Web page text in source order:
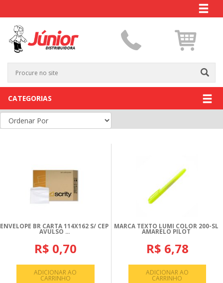
CATEGORIAS
ENVELOPE BR CARTA 114X162 S/ CEP
AVULSO ...
R$ 0,70
ADICIONAR AO
CARRINHO
MARCA TEXTO LUMI COLOR 200-SL
AMARELO PILOT
R$ 6,78
ADICIONAR AO
CARRINHO